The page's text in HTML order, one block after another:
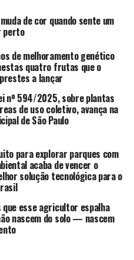
de cor quando sente um
perto
de melhoramento genético
quatro frutas que o
a lançar
nº 594/2025, sobre plantas
de uso coletivo, avança na
de São Paulo
para explorar parques com
acaba de vencer o
solução tecnológica para o
que esse agricultor espalha
nascem do solo — nascem